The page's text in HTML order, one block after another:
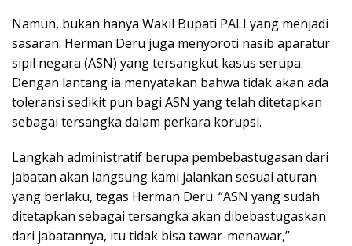
Namun, bukan hanya Wakil Bupati PALI yang menjadi
sasaran. Herman Deru juga menyoroti nasib aparatur
sipil negara (ASN) yang tersangkut kasus serupa.
Dengan lantang ia menyatakan bahwa tidak akan ada
toleransi sedikit pun bagi ASN yang telah ditetapkan
sebagai tersangka dalam perkara korupsi.
Langkah administratif berupa pembebastugasan dari
jabatan akan langsung kami jalankan sesuai aturan
yang berlaku, tegas Herman Deru. “ASN yang sudah
ditetapkan sebagai tersangka akan dibebastugaskan
dari jabatannya, itu tidak bisa tawar-menawar,”